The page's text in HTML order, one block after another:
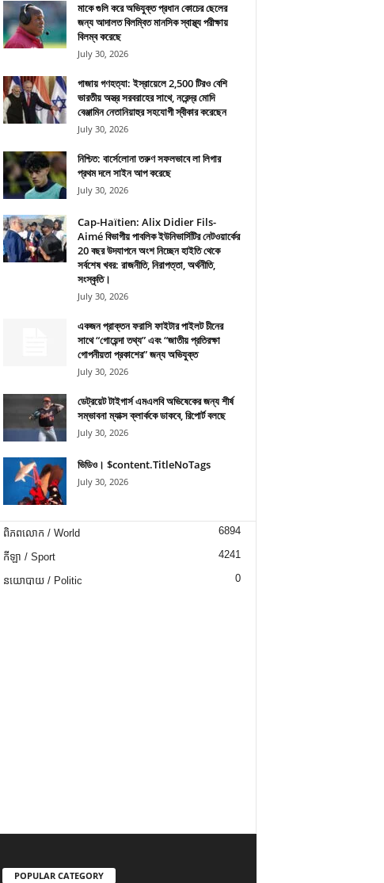
মাকে গুলি করে অভিযুক্ত প্রধান কোচের ছেলের
জন্য আদালত বিলম্বিত মানসিক স্বাস্থ্য পরীক্ষায়
বিলম্ব করেছে
July 30, 2026
গাজায় গণহত্যা: ইস্রায়েলে 2,500 টিরও বেশি
ভারতীয় অস্ত্র সরবরাহের সাথে, নরেন্দ্র মোদি
বেঞ্জামিন নেতানিয়াহুর সহযোগী স্বীকার করেছেন
July 30, 2026
নিশ্চিত: বার্সেলোনা তরুণ সফলভাবে লা লিগার
প্রথম দলে সাইন আপ করেছে
July 30, 2026
Cap-Haïtien: Alix Didier Fils-
Aimé বিভাগীয় পাবলিক ইউনিভার্সিটির নেটওয়ার্কের
20 বছর উদযাপনে অংশ নিচ্ছেন হাইতি থেকে
সর্বশেষ খবর: রাজনীতি, নিরাপত্তা, অর্থনীতি,
সংস্কৃতি।
July 30, 2026
একজন প্রাক্তন ফরাসি ফাইটার পাইলট চীনের
সাথে “গোয়েন্দা তথ্য” এবং “জাতীয় প্রতিরক্ষা
গোপনীয়তা প্রকাশের” জন্য অভিযুক্ত
July 30, 2026
ডেট্রয়েট টাইগার্স এমএলবি অভিষেকের জন্য শীর্ষ
সম্ভাবনা ম্যাক্স ক্লার্ককে ডাকবে, রিপোর্ট বলছে
July 30, 2026
ভিডিও। $content.TitleNoTags
July 30, 2026
ពិភពលោក / World 6894
កីឡា / Sport 4241
នយោបាយ / Politic 0
POPULAR CATEGORY